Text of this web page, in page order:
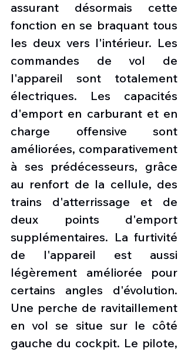
assurant désormais cette
fonction en se braquant tous
les deux vers l'intérieur. Les
commandes de vol de
l'appareil sont totalement
électriques. Les capacités
d'emport en carburant et en
charge offensive sont
améliorées, comparativement
à ses prédécesseurs, grâce
au renfort de la cellule, des
trains d'atterrissage et de
deux points d'emport
supplémentaires. La furtivité
de l'appareil est aussi
légèrement améliorée pour
certains angles d'évolution.
Une perche de ravitaillement
en vol se situe sur le côté
gauche du cockpit. Le pilote,